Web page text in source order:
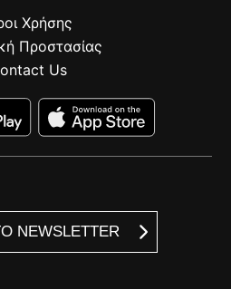
NEWSLETTER
Χρήσης
Προστασίας
Us